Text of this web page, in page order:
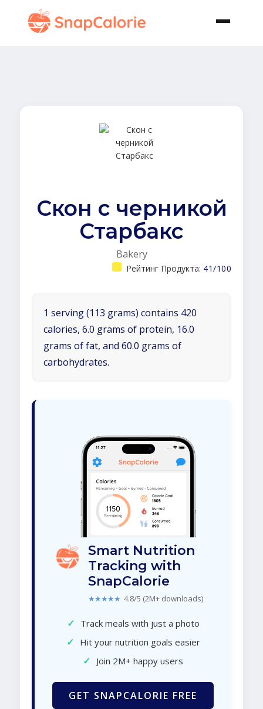
Скон с черникой
Старбакс
Bakery
Рейтинг Продукта: 41/100
1 serving (113 grams) contains 420
calories, 6.0 grams of protein, 16.0
grams of fat, and 60.0 grams of
carbohydrates.
Smart Nutrition
Tracking with
SnapCalorie
★★★★★ 4.8/5 (2M+ downloads)
✓ Track meals with just a photo
✓ Hit your nutrition goals easier
✓ Join 2M+ happy users
GET SNAPCALORIE FREE